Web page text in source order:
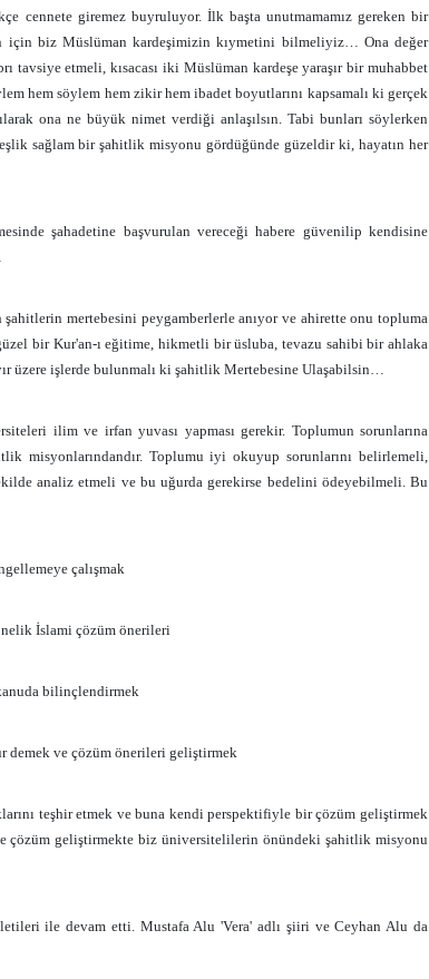
cennete giremez buyruluyor. İlk başta unutmamamız gereken bir
için biz Müslüman kardeşimizin kıymetini bilmeliyiz… Ona değer
tavsiye etmeli, kısacası iki Müslüman kardeşe yaraşır bir muhabbet
hem söylem hem zikir hem ibadet boyutlarını kapsamalı ki gerçek
ona ne büyük nimet verdiği anlaşılsın. Tabi bunları söylerken
sağlam bir şahitlik misyonu gördüğünde güzeldir ki, hayatın her
şahadetine başvurulan vereceği habere güvenilip kendisine
mertebesini peygamberlerle anıyor ve ahirette onu topluma
bir Kur'an-ı eğitime, hikmetli bir üsluba, tevazu sahibi bir ahlaka
üzere işlerde bulunmalı ki şahitlik Mertebesine Ulaşabilsin…
ilim ve irfan yuvası yapması gerekir. Toplumun sorunlarına
misyonlarındandır. Toplumu iyi okuyup sorunlarını belirlemeli,
analiz etmeli ve bu uğurda gerekirse bedelini ödeyebilmeli. Bu
çalışmak
İslami çözüm önerileri
bilinçlendirmek
demek ve çözüm önerileri geliştirmek
teşhir etmek ve buna kendi perspektifiyle bir çözüm geliştirmek
çözüm geliştirmekte biz üniversitelilerin önündeki şahitlik misyonu
ile devam etti. Mustafa Alu 'Vera' adlı şiiri ve Ceyhan Alu da